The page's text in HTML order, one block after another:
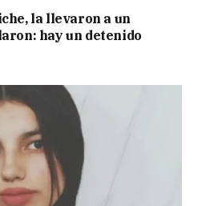
la llevaron a un
hay un detenido